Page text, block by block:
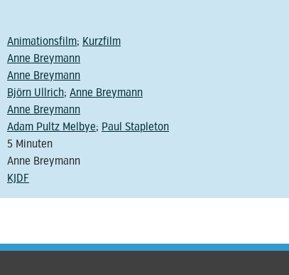
Animationsfilm; Kurzfilm
Anne Breymann
Anne Breymann
Björn Ullrich; Anne Breymann
Anne Breymann
Adam Pultz Melbye; Paul Stapleton
5 Minuten
Anne Breymann
KJDF